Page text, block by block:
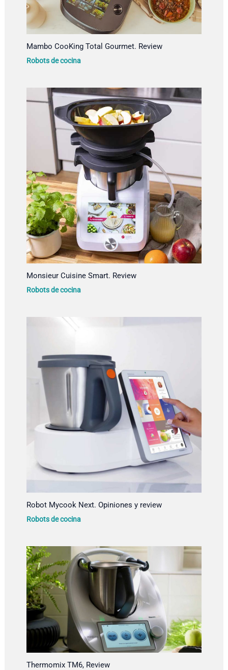
Mambo CooKing Total Gourmet. Review
Robots de cocina
Monsieur Cuisine Smart. Review
Robots de cocina
Robot Mycook Next. Opiniones y review
Robots de cocina
Thermomix TM6, Review